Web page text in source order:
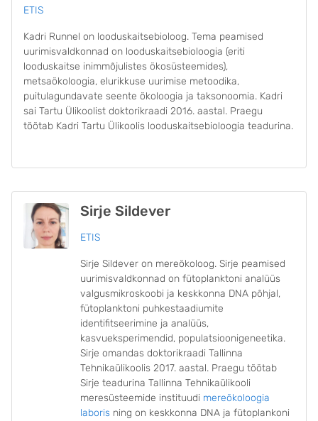
ETIS
Kadri Runnel on looduskaitsebioloog. Tema peamised
uurimisvaldkonnad on looduskaitsebioloogia (eriti
looduskaitse inimmõjulistes ökosüsteemides),
metsaökoloogia, elurikkuse uurimise metoodika,
puitulagundavate seente ökoloogia ja taksonoomia. Kadri
sai Tartu Ülikoolist doktorikraadi 2016. aastal. Praegu
töötab Kadri Tartu Ülikoolis looduskaitsebioloogia teadurina.
Sirje Sildever
ETIS
Sirje Sildever on mereökoloog. Sirje peamised
uurimisvaldkonnad on fütoplanktoni analüüs
valgusmikroskoobi ja keskkonna DNA põhjal,
fütoplanktoni puhkestaadiumite
identifitseerimine ja analüüs,
kasvueksperimendid, populatsioonigeneetika.
Sirje omandas doktorikraadi Tallinna
Tehnikaülikoolis 2017. aastal. Praegu töötab
Sirje teadurina Tallinna Tehnikaülikooli
meresüsteemide instituudi mereökoloogia
laboris ning on keskkonna DNA ja fütoplankoni